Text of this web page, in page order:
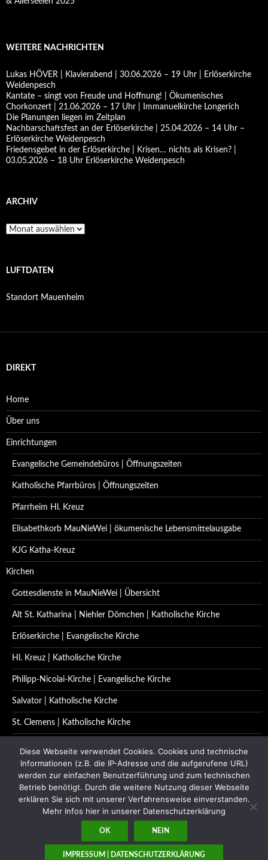
WEITERE NACHRICHTEN
Lukas HÖVER | Klavierabend | 30.06.2026 – 19 Uhr | Erlöserkirche
Weidenpesch
Kantate – singt von Freude und Hoffnung! | Ökumenisches
Chorkonzert | 21.06.2026 – 17 Uhr | Immanuelkirche Longerich
Die Planungen liegen im Zeitplan
Nachbarschaftsfest an der Erlöserkirche | 25.04.2026 – 14 Uhr –
Erlöserkirche Weidenpesch
Friedensgebet in der Erlöserkirche | Krisen… nichts als Krisen? |
03.05.2026 – 18 Uhr Erlöserkirche Weidenpesch
ARCHIV
Archiv
LUFTDATEN
Standort Mauenheim
DIREKT
Home
Über uns
Einrichtungen
Evangelische Gemeindebüros | Öffnungszeiten
Katholische Pfarrbüros | Öffnungszeiten
Pfarrheim Hl. Kreuz
Elisabethkorb MauNieWei | ökumenische Lebensmittelausgabe
KJG Katha-Kreuz
Kirchen
Gottesdienste in MauNieWei | Übersicht
Alt St. Katharina | Niehler Dömchen | Katholische Kirche
Erlöserkirche | Evangelische Kirche
Hl. Kreuz | Katholische Kirche
Philipp-Nicolai-Kirche | Evangelische Kirche
Salvator | Katholische Kirche
St. Clemens | Katholische Kirche
St. Quirinus | Katholische Kirche
Impressum | Datenschutzerklärung
Diese Webseite verwendet Cookies. Cookies und technische
Informationen (z.B. die IP-Adresse und die aufgerufene URL)
werden zur einfachen Benutzerführung und zum technischen
Betrieb benötigt. Durch die weitere Nutzung dieser Webseite
erklären Sie sich mit unserer Verfahrensweise einverstanden.
Mehr Infos hier in unserer Datenschutzerklärung
OK NEIN
IMPRESSUM | DATENSCHUTZERKLÄRUNG